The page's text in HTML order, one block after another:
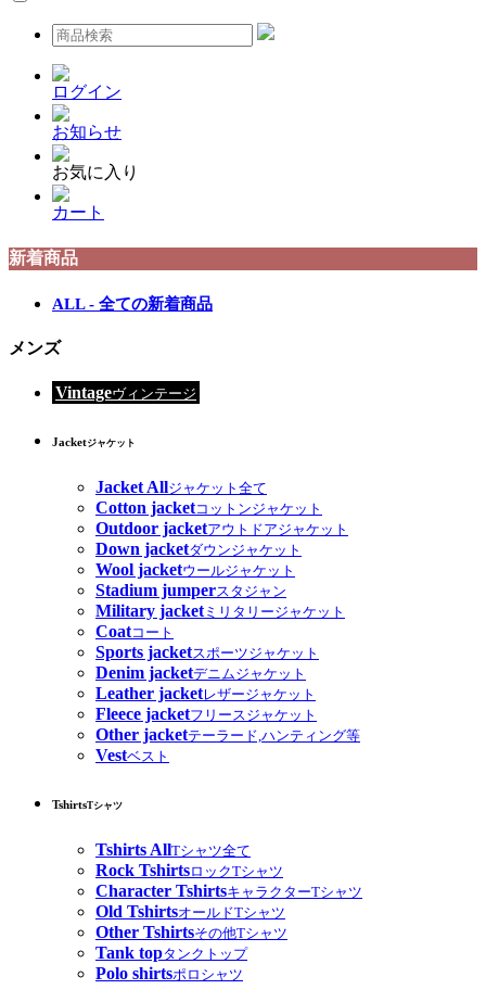
ログイン
お知らせ
お気に入り
カート
新着商品
ALL - 全ての新着商品
メンズ
Vintageヴィンテージ
Jacketジャケット
Jacket Allジャケット全て
Cotton jacketコットンジャケット
Outdoor jacketアウトドアジャケット
Down jacketダウンジャケット
Wool jacketウールジャケット
Stadium jumperスタジャン
Military jacketミリタリージャケット
Coatコート
Sports jacketスポーツジャケット
Denim jacketデニムジャケット
Leather jacketレザージャケット
Fleece jacketフリースジャケット
Other jacketテーラード,ハンティング等
Vestベスト
TshirtsTシャツ
Tshirts AllTシャツ全て
Rock TshirtsロックTシャツ
Character TshirtsキャラクターTシャツ
Old TshirtsオールドTシャツ
Other Tshirtsその他Tシャツ
Tank topタンクトップ
Polo shirtsポロシャツ